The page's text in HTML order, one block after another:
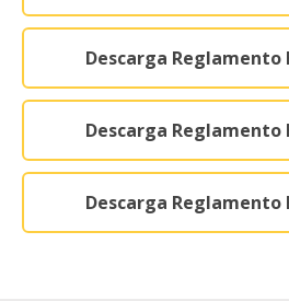
Descarga Reglamento
Descarga Reglamento
Descarga Reglamento